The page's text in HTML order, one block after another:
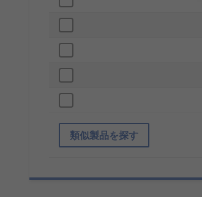
類似製品を探す